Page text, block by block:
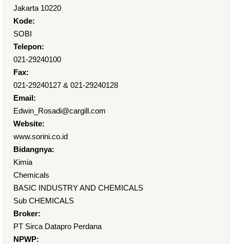
Jakarta 10220
Kode:
SOBI
Telepon:
021-29240100
Fax:
021-29240127 & 021-29240128
Email:
Edwin_Rosadi@cargill.com
Website:
www.sorini.co.id
Bidangnya:
Kimia
Chemicals
BASIC INDUSTRY AND CHEMICALS
Sub CHEMICALS
Broker:
PT Sirca Datapro Perdana
NPWP: